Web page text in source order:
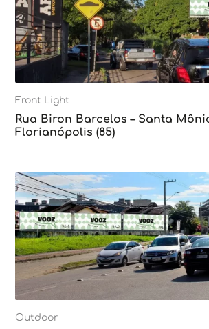
Front Light
Rua Biron Barcelos – Santa
Florianópolis (85)
Outdoor